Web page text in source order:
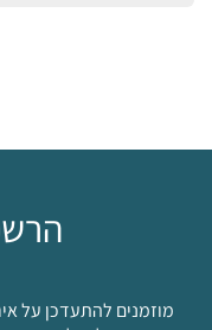
מוזמנים להתעדכן על